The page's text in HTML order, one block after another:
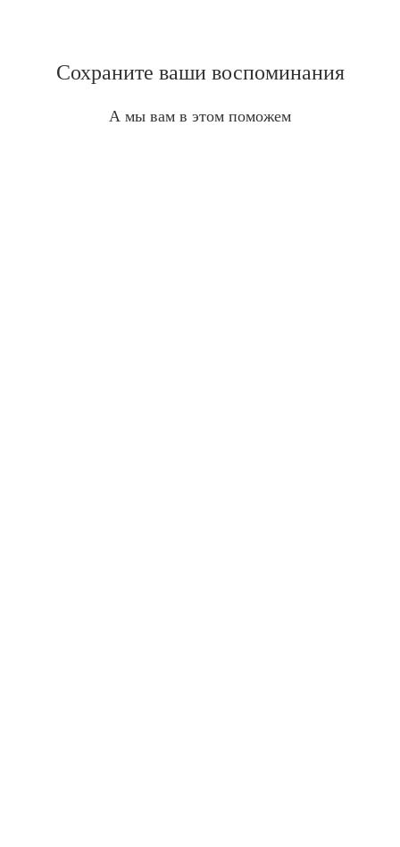
Сохраните ваши воспоминания
А мы вам в этом поможем